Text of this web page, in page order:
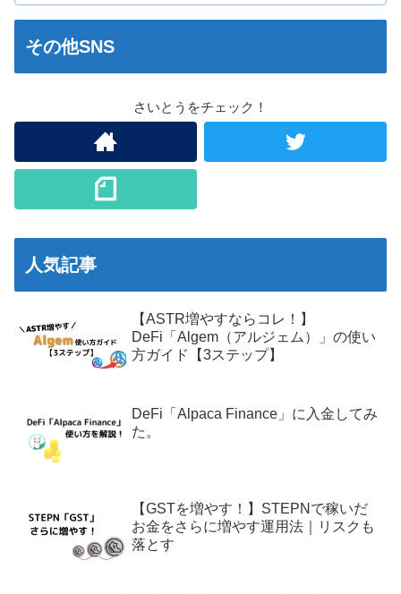
その他SNS
さいとうをチェック！
人気記事
【ASTR増やすならコレ！】
DeFi「Algem（アルジェム）」の使い
方ガイド【3ステップ】
DeFi「Alpaca Finance」に入金してみ
た。
【GSTを増やす！】STEPNで稼いだ
お金をさらに増やす運用法｜リスクも
落とす